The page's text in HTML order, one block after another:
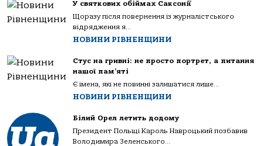
У святкових обіймах Саксонії
Щоразу після повернення із журналістського
відрядження я...
НОВИНИ РІВНЕНЩИНИ
Стус на гривні: не просто портрет, а питання
нашої пам’яті
Є імена, які не повинні залишатися лише...
НОВИНИ РІВНЕНЩИНИ
Білий Орел летить додому
Президент Польщі Кароль Навроцький позбавив
Володимира Зеленського...